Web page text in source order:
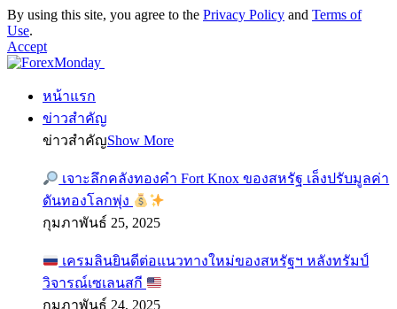
By using this site, you agree to the Privacy Policy and Terms of
Use.
Accept
หน้าแรก
ข่าวสำคัญ
ข่าวสำคัญShow More
เจาะลึกคลังทองคำ Fort Knox ของสหรัฐ เล็งปรับมูลค่า
ดันทองโลกพุ่ง
กุมภาพันธ์ 25, 2025
เครมลินยินดีต่อแนวทางใหม่ของสหรัฐฯ หลังทรัมป์
วิจารณ์เซเลนสกี
กุมภาพันธ์ 24, 2025